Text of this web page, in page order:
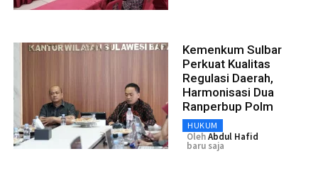
Kemenkum Sulbar
Perkuat Kualitas
Regulasi Daerah,
Harmonisasi Dua
Ranperbup Polm
HUKUM
OlehAbdul Hafid
baru saja